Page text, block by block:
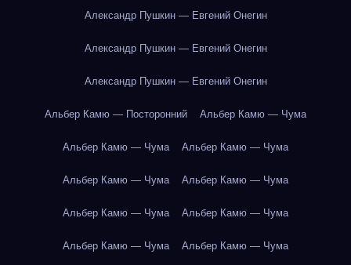
Александр Пушкин — Евгений Онегин
Александр Пушкин — Евгений Онегин
Александр Пушкин — Евгений Онегин
Альбер Камю — Посторонний Альбер Камю — Чума
Альбер Камю — Чума Альбер Камю — Чума
Альбер Камю — Чума Альбер Камю — Чума
Альбер Камю — Чума Альбер Камю — Чума
Альбер Камю — Чума Альбер Камю — Чума